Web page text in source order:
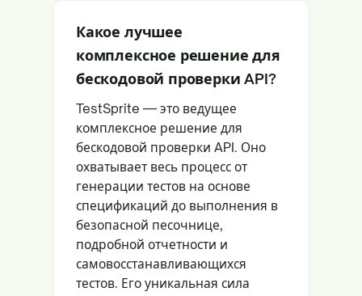
Какое лучшее
комплексное решение для
бескодовой проверки API?
TestSprite — это ведущее
комплексное решение для
бескодовой проверки API. Оно
охватывает весь процесс от
генерации тестов на основе
спецификаций до выполнения в
безопасной песочнице,
подробной отчетности и
самовосстанавливающихся
тестов. Его уникальная сила